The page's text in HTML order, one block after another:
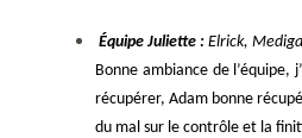
Équipe Juliette : Elrick,
Bonne ambiance de l’équipe,
récupérer, Adam bonne
du mal sur le contrôle et la